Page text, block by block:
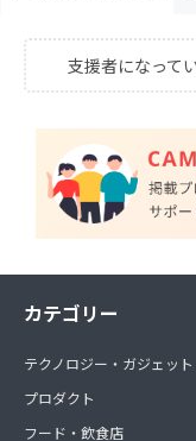
支援者になって
カテゴリー
テクノロジー・ガジェット
プロダクト
フード・飲食店